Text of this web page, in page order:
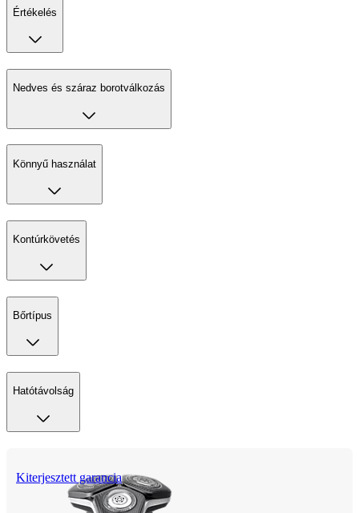
Értékelés
Nedves és száraz borotválkozás
Könnyű használat
Kontúrkövetés
Bőrtípus
Hatótávolság
Kiterjesztett garancia